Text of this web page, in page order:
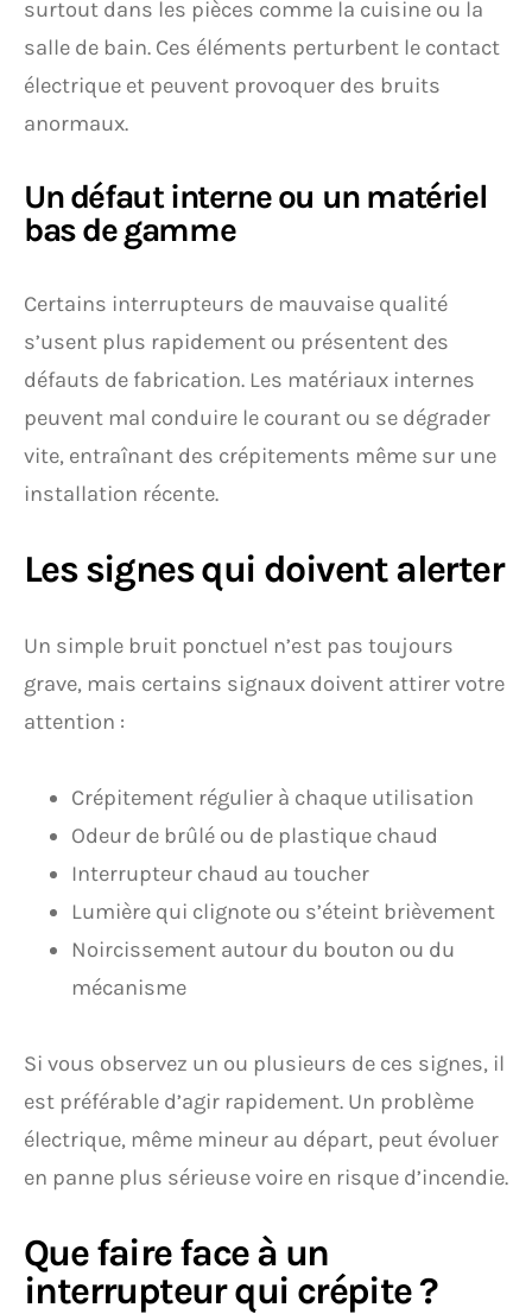
surtout dans les pièces comme la cuisine ou la
salle de bain. Ces éléments perturbent le contact
électrique et peuvent provoquer des bruits
anormaux.
Un défaut interne ou un matériel
bas de gamme
Certains interrupteurs de mauvaise qualité
s’usent plus rapidement ou présentent des
défauts de fabrication. Les matériaux internes
peuvent mal conduire le courant ou se dégrader
vite, entraînant des crépitements même sur une
installation récente.
Les signes qui doivent alerter
Un simple bruit ponctuel n’est pas toujours
grave, mais certains signaux doivent attirer votre
attention :
Crépitement régulier à chaque utilisation
Odeur de brûlé ou de plastique chaud
Interrupteur chaud au toucher
Lumière qui clignote ou s’éteint brièvement
Noircissement autour du bouton ou du
mécanisme
Si vous observez un ou plusieurs de ces signes, il
est préférable d’agir rapidement. Un problème
électrique, même mineur au départ, peut évoluer
en panne plus sérieuse voire en risque d’incendie.
Que faire face à un
interrupteur qui crépite ?